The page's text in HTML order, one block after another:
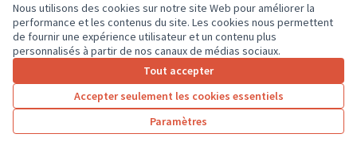
Nous utilisons des cookies sur notre site Web pour améliorer la
performance et les contenus du site. Les cookies nous permettent
de fournir une expérience utilisateur et un contenu plus
personnalisés à partir de nos canaux de médias sociaux.
Tout accepter
Accepter seulement les cookies essentiels
Paramètres
Réaménagement de la classe de
CP
Soumis au
vote
ECOLE PUBLIQUE
0 0